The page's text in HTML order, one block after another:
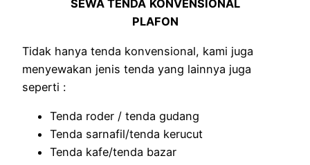
SEWA TENDA KONVENSIONAL
PLAFON
Tidak hanya tenda konvensional, kami juga
menyewakan jenis tenda yang lainnya juga
seperti :
Tenda roder / tenda gudang
Tenda sarnafil/tenda kerucut
Tenda kafe/tenda bazar